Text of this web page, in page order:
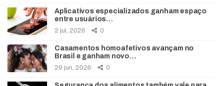
Aplicativos especializados ganham espaço
entre usuários…
2 jul, 2026 0
Casamentos homoafetivos avançam no
Brasil e ganham novo…
29 jun, 2026 0